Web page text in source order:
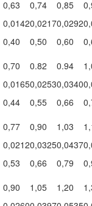
0,63 0,74 0,85
0,01420,02170,0292
0,40 0,50 0,60
0,70 0.82 0.94
0,01650,02530,0340
0,44 0,55 0,66
0,77 0,90 1,03
0,02120,03250,0437
0,53 0,66 0,79
0,90 1,05 1,20